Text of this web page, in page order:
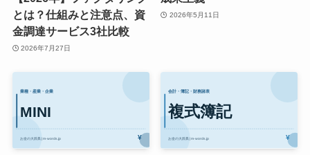
とは？仕組みと注意点、資
金調達サービス3社比較
2026年7月27日
2026年5月11日